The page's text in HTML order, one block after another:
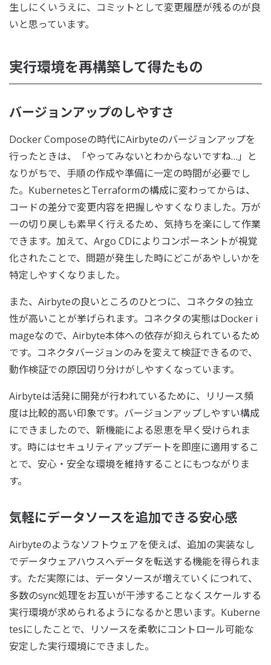
生しにくいうえに、コミットとして変更履歴が残るのが良
いと思っています。
実行環境を再構築して得たもの
バージョンアップのしやすさ
Docker Composeの時代にAirbyteのバージョンアップを
行ったときは、「やってみないとわからないですね…」と
なりがちで、手順の作成や準備に一定の時間が必要でし
た。KubernetesとTerraformの構成に変わってからは、
コードの差分で変更内容を把握しやすくなりました。万が
一の切り戻しも素早く行えるため、気持ちを楽にして作業
できます。加えて、Argo CDによりコンポーネントが視覚
化されたことで、問題が発生した時にどこがあやしいかを
特定しやすくなりました。
また、Airbyteの良いところのひとつに、コネクタの独立
性が高いことが挙げられます。コネクタの実態はDocker i
mageなので、Airbyte本体への依存が抑えられているため
です。コネクタバージョンのみを変えて検証できるので、
動作検証での原因切り分けがしやすくなっています。
Airbyteは活発に開発が行われているために、リリース頻
度は比較的高い印象です。バージョンアップしやすい構成
にできましたので、新機能による恩恵を早く受けられま
す。時にはセキュリティアップデートを即座に適用するこ
とで、安心・安全な環境を維持することにもつながりま
す。
気軽にデータソースを追加できる安心感
Airbyteのようなソフトウェアを使えば、追加の実装なし
でデータウェアハウスへデータを転送する機能を得られま
す。ただ実際には、データソースが増えていくにつれて、
多数のsync処理をお互いが干渉することなくスケールする
実行環境が求められるようになるかと思います。Kuberne
tesにしたことで、リソースを柔軟にコントロール可能な
安定した実行環境にできました。